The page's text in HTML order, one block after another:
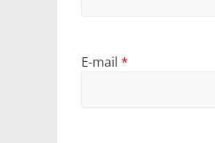
E-mail *